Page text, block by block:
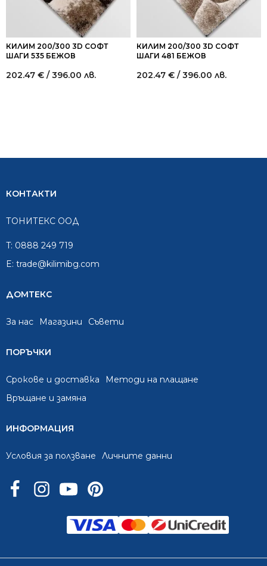
КИЛИМ 200/300 3D СОФТ
ШАГИ 535 БЕЖОВ
202.47 € / 396.00 лв.
КИЛИМ 200/300 3D СОФТ
ШАГИ 481 БЕЖОВ
202.47 € / 396.00 лв.
КОНТАКТИ
ТОНИТЕКС ООД
T: 0888 249 719
E: trade@kilimibg.com
ДОМТЕКС
За нас Mагазини Съвети
ПОРЪЧКИ
Срокове и доставка
Методи на плащане
Връщане и замяна
ИНФОРМАЦИЯ
Условия за ползване Личните данни